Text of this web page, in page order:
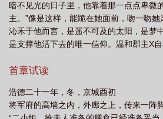
一句是什么 千岁千岁千千岁是什么意思 千岁
岁指的是谁 千岁千岁千千岁by江枫愁眠百度
城 千岁千岁千千岁怎么回复 千岁千岁千千岁
走 千岁千岁千千岁燃气热水器强排式热水器
千岁千千岁txt资源 娘娘千岁千岁千千岁 千岁
暗不见光的日子里，他靠着那一点点卑微
主。”像是这样，能跪在她面前，吻一吻
沁禾于他而言，是遥不可及的太阳，是梦
是支撑他活下去的唯一信仰。温和郡主X
——接档文《江湖事有点甜》身份反转，
子都唱过了几遍，年轻的小辈里面，要论
得过花芜姬。她爱唱戏，除了唱点东西以
首章试读
浩德二十一年，冬，京城酉初
将军府的高墙之内，外廊之上，传来一阵